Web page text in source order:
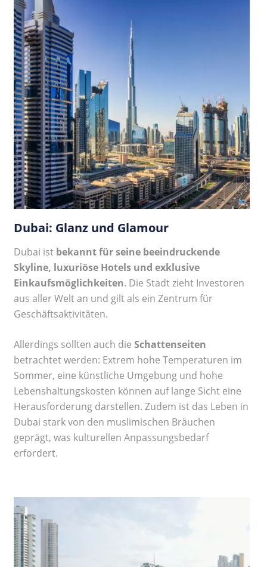
Dubai: Glanz und Glamour
Dubai ist bekannt für seine beeindruckende
Skyline, luxuriöse Hotels und exklusive
Einkaufsmöglichkeiten. Die Stadt zieht Investoren
aus aller Welt an und gilt als ein Zentrum für
Geschäftsaktivitäten.
Allerdings sollten auch die Schattenseiten
betrachtet werden: Extrem hohe Temperaturen im
Sommer, eine künstliche Umgebung und hohe
Lebenshaltungskosten können auf lange Sicht eine
Herausforderung darstellen. Zudem ist das Leben in
Dubai stark von den muslimischen Bräuchen
geprägt, was kulturellen Anpassungsbedarf
erfordert.